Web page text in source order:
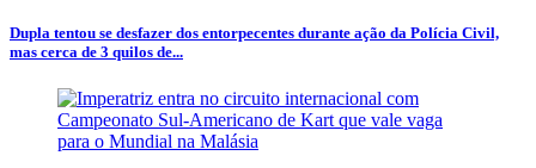
Dupla tentou se desfazer dos entorpecentes durante ação da Polícia Civil,
mas cerca de 3 quilos de...